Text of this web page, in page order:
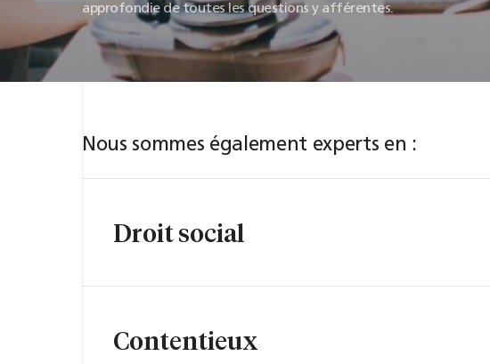
approfondie de toutes les questions y afférentes.
Nous sommes également experts en :
Droit social
Contentieux